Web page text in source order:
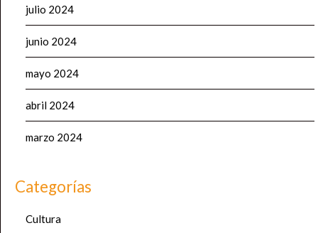
julio 2024
junio 2024
mayo 2024
abril 2024
marzo 2024
Categorías
Cultura